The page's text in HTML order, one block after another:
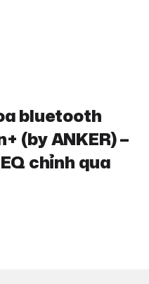
bluetooth
(by ANKER) –
chỉnh qua